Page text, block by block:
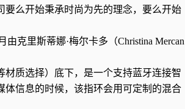
要么开始秉承时尚为先的理念，要么开始
克里斯蒂娜·梅尔卡多（Christina Mercan
质选择）底下，是一个支持蓝牙连接智
信息的时候，该指环会用可定制的混合